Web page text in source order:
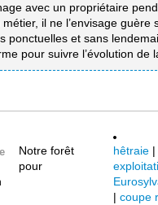
avec un propriétaire
métier, il ne l’envisage guère
ponctuelles et sans
pour suivre l’évolution de
Notre forêt
pour
hêtraie |
| coupe